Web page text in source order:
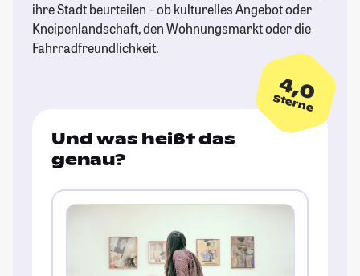
ihre Stadt beurteilen – ob kulturelles Angebot oder
Kneipenlandschaft, den Wohnungsmarkt oder die
Fahrradfreundlichkeit.
4,0
Sterne
Und was heißt das
genau?